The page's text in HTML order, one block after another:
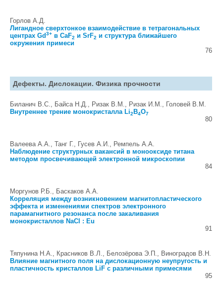
Горлов А.Д.
Лигандное сверхтонкое взаимодействие в тетрагональных
центрах Gd3+ в CaF2 и SrF2 и структура ближайшего
окружения примеси
76
Дефекты. Дислокации. Физика прочности
Биланич В.С., Байса Н.Д., Ризак В.М., Ризак И.М., Головей В.М.
Внутреннее трение монокристалла Li2 B4O7
80
Валеева А.А., Танг Г., Гусев А.И., Ремпель А.А.
Наблюдение структурных вакансий в монооксиде титана
методом просвечивающей электронной микроскопии
84
Моргунов Р.Б., Баскаков А.А.
Корреляция между возникновением магнитопластического
эффекта и изменениями спектров электронного
парамагнитного резонанса после закаливания
монокристаллов NaCl : Eu
91
Тяпунина Н.А., Красников В.Л., Белозёрова Э.П., Виноградов В.Н.
Влияние магнитного поля на дислокационную неупругость и
пластичность кристаллов LiF с различными примесями
95